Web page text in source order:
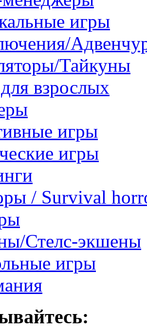
игры
Тайкуны
взрослых
игры
игры
/ Survival
Стелс-экшены
игры